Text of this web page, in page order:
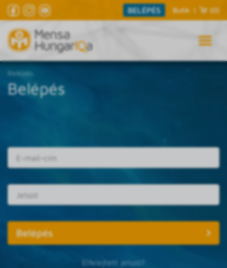
BELÉPÉS Butik | (0)
Belépés
Belépés
Elfelejtett jelszó?